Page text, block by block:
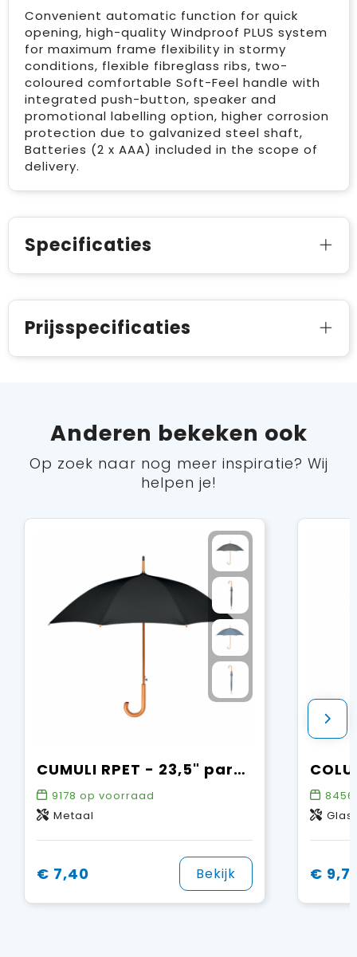
Convenient automatic function for quick
opening, high-quality Windproof PLUS system
for maximum frame flexibility in stormy
conditions, flexible fibreglass ribs, two-
coloured comfortable Soft-Feel handle with
integrated push-button, speaker and
promotional labelling option, higher corrosion
protection due to galvanized steel shaft,
Batteries (2 x AAA) included in the scope of
delivery.
Specificaties
Prijsspecificaties
Anderen bekeken ook
Op zoek naar nog meer inspiratie? Wij
helpen je!
CUMULI RPET - 23,5" paraplu RPET
9178 op voorraad
Metaal
€ 7,40 Bekijk
8456
Glas
€